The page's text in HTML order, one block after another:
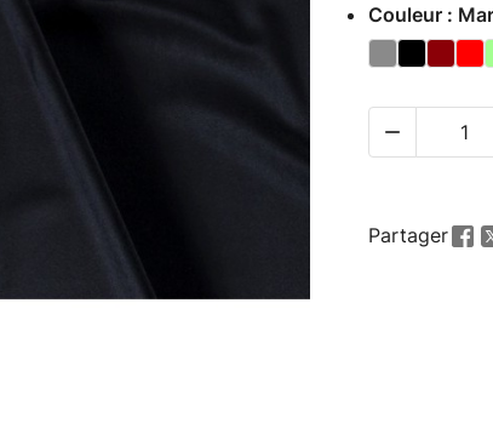
Couleur :

Partager